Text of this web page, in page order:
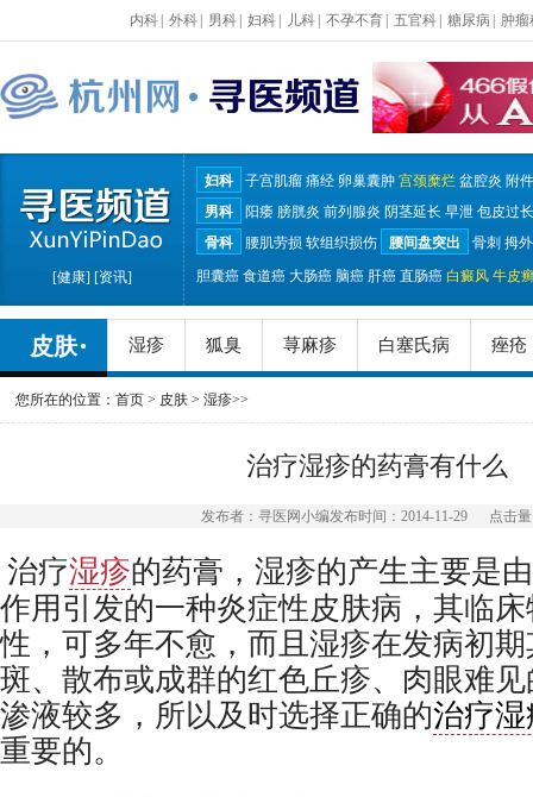
内科 外科 男科 妇科 儿科 不孕不育 五官科 糖尿病 肿瘤
[健康] [资讯]
妇科 子宫肌瘤 痛经 卵巢囊肿 宫颈糜烂 盆腔炎 附
男科
阳痿 膀胱炎 前列腺炎 阴茎延长 早泄 包皮过长
骨科
腰肌劳损 软组织损伤 腰间盘突出 骨刺 拇
胆囊癌 食道癌 大肠癌 脑癌 肝癌 直肠癌 白癜风 牛皮
皮肤 湿疹 狐臭 荨麻疹 白塞氏病 痤疮
您所在的位置： 首页 > 皮肤 > 湿疹>>
治疗湿疹的药膏有什么
发布者：寻医网小编发布时间：2014-11-29点击量
治疗湿疹的药膏，湿疹的产生主要是
作用引发的一种炎症性皮肤病，其临
性，可多年不愈，而且湿疹在发病初
斑、散布或成群的红色丘疹、肉眼难
渗液较多，所以及时选择正确的治疗
重要的。